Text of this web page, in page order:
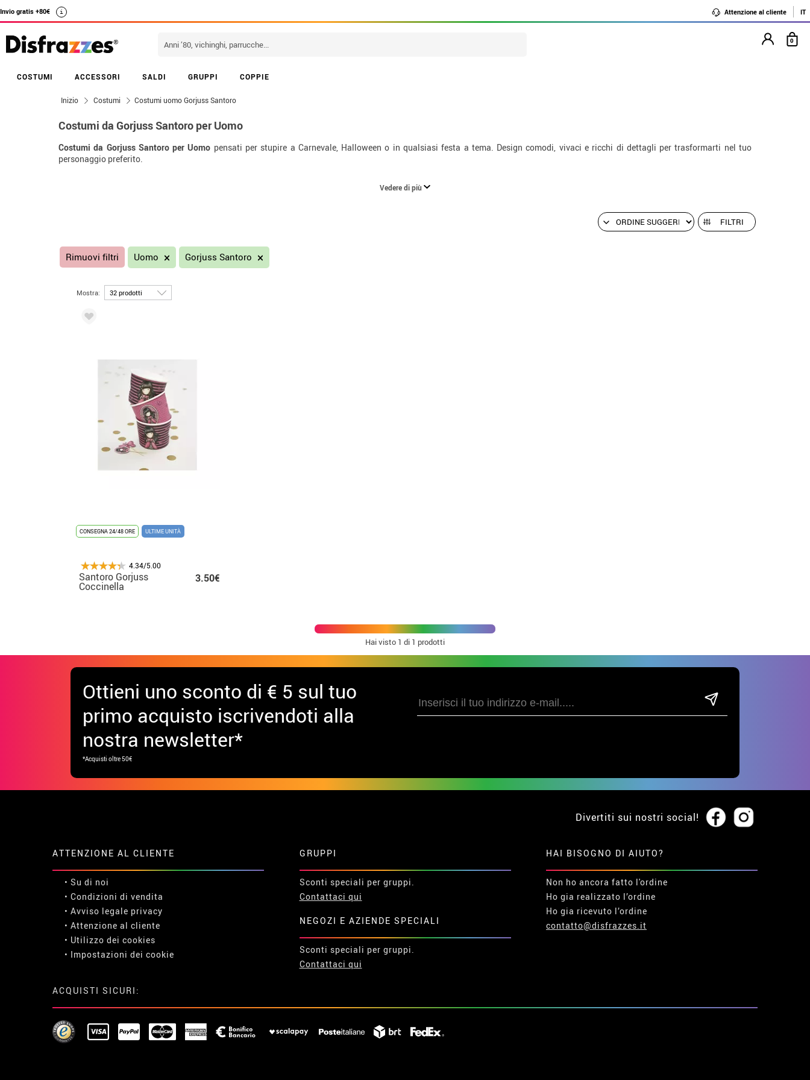
Invio gratis +80€ i Attenzione al cliente IT
COSTUMI ACCESSORI SALDI GRUPPI COPPIE
0
Inizio Costumi Costumi uomo Gorjuss Santoro
Costumi da Gorjuss Santoro per Uomo
Costumi da Gorjuss Santoro per Uomo pensati per stupire a Carnevale, Halloween o in qualsiasi festa a tema. Design comodi, vivaci e ricchi di dettagli per trasformarti nel tuo
personaggio preferito.
Vedere di più
FILTRI
Rimuovi filtri Uomo Gorjuss Santoro
Mostra:
CONSEGNA 24/48 ORE ULTIME UNITÀ
4.34/5.00
Santoro Gorjuss
Coccinella
3.50€
Hai visto 1 di 1 prodotti
Ottieni uno sconto di € 5 sul tuo
primo acquisto iscrivendoti alla
nostra newsletter*
*Acquisti oltre 50€
Divertiti sui nostri social!
ATTENZIONE AL CLIENTE
• Su di noi
• Condizioni di vendita
• Avviso legale privacy
• Attenzione al cliente
• Utilizzo dei cookies
• Impostazioni dei cookie
GRUPPI
Sconti speciali per gruppi.
Contattaci qui
NEGOZI E AZIENDE SPECIALI
Sconti speciali per gruppi.
Contattaci qui
HAI BISOGNO DI AIUTO?
Non ho ancora fatto l'ordine
Ho gia realizzato l’ordine
Ho gia ricevuto l’ordine
contatto@disfrazzes.it
ACQUISTI SICURI: